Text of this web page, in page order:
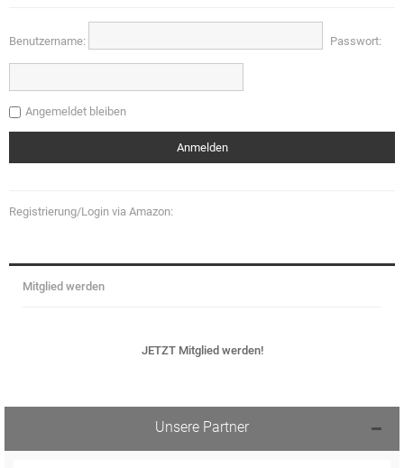
Benutzername: Passwort:
Angemeldet bleiben
Registrierung/Login via Amazon:
Mitglied werden
JETZT Mitglied werden!
Unsere Partner